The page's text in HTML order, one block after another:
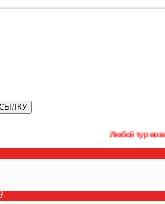
Любой тур возможно